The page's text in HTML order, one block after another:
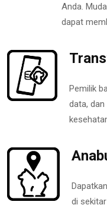
Anda.
dapat
Pemilik
data,
di